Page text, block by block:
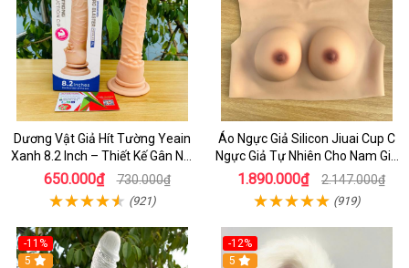
Dương Vật Giả Hít Tường Yeain
Xanh 8.2 Inch – Thiết Kế Gân Nổi
Chân Thật
650.000₫ 730.000₫
(921)
Áo Ngực Giả Silicon Jiuai Cup C
Ngực Giả Tự Nhiên Cho Nam Giả
Gái, Drag Queen
1.890.000₫ 2.147.000₫
(919)
-11%
5
-12%
5